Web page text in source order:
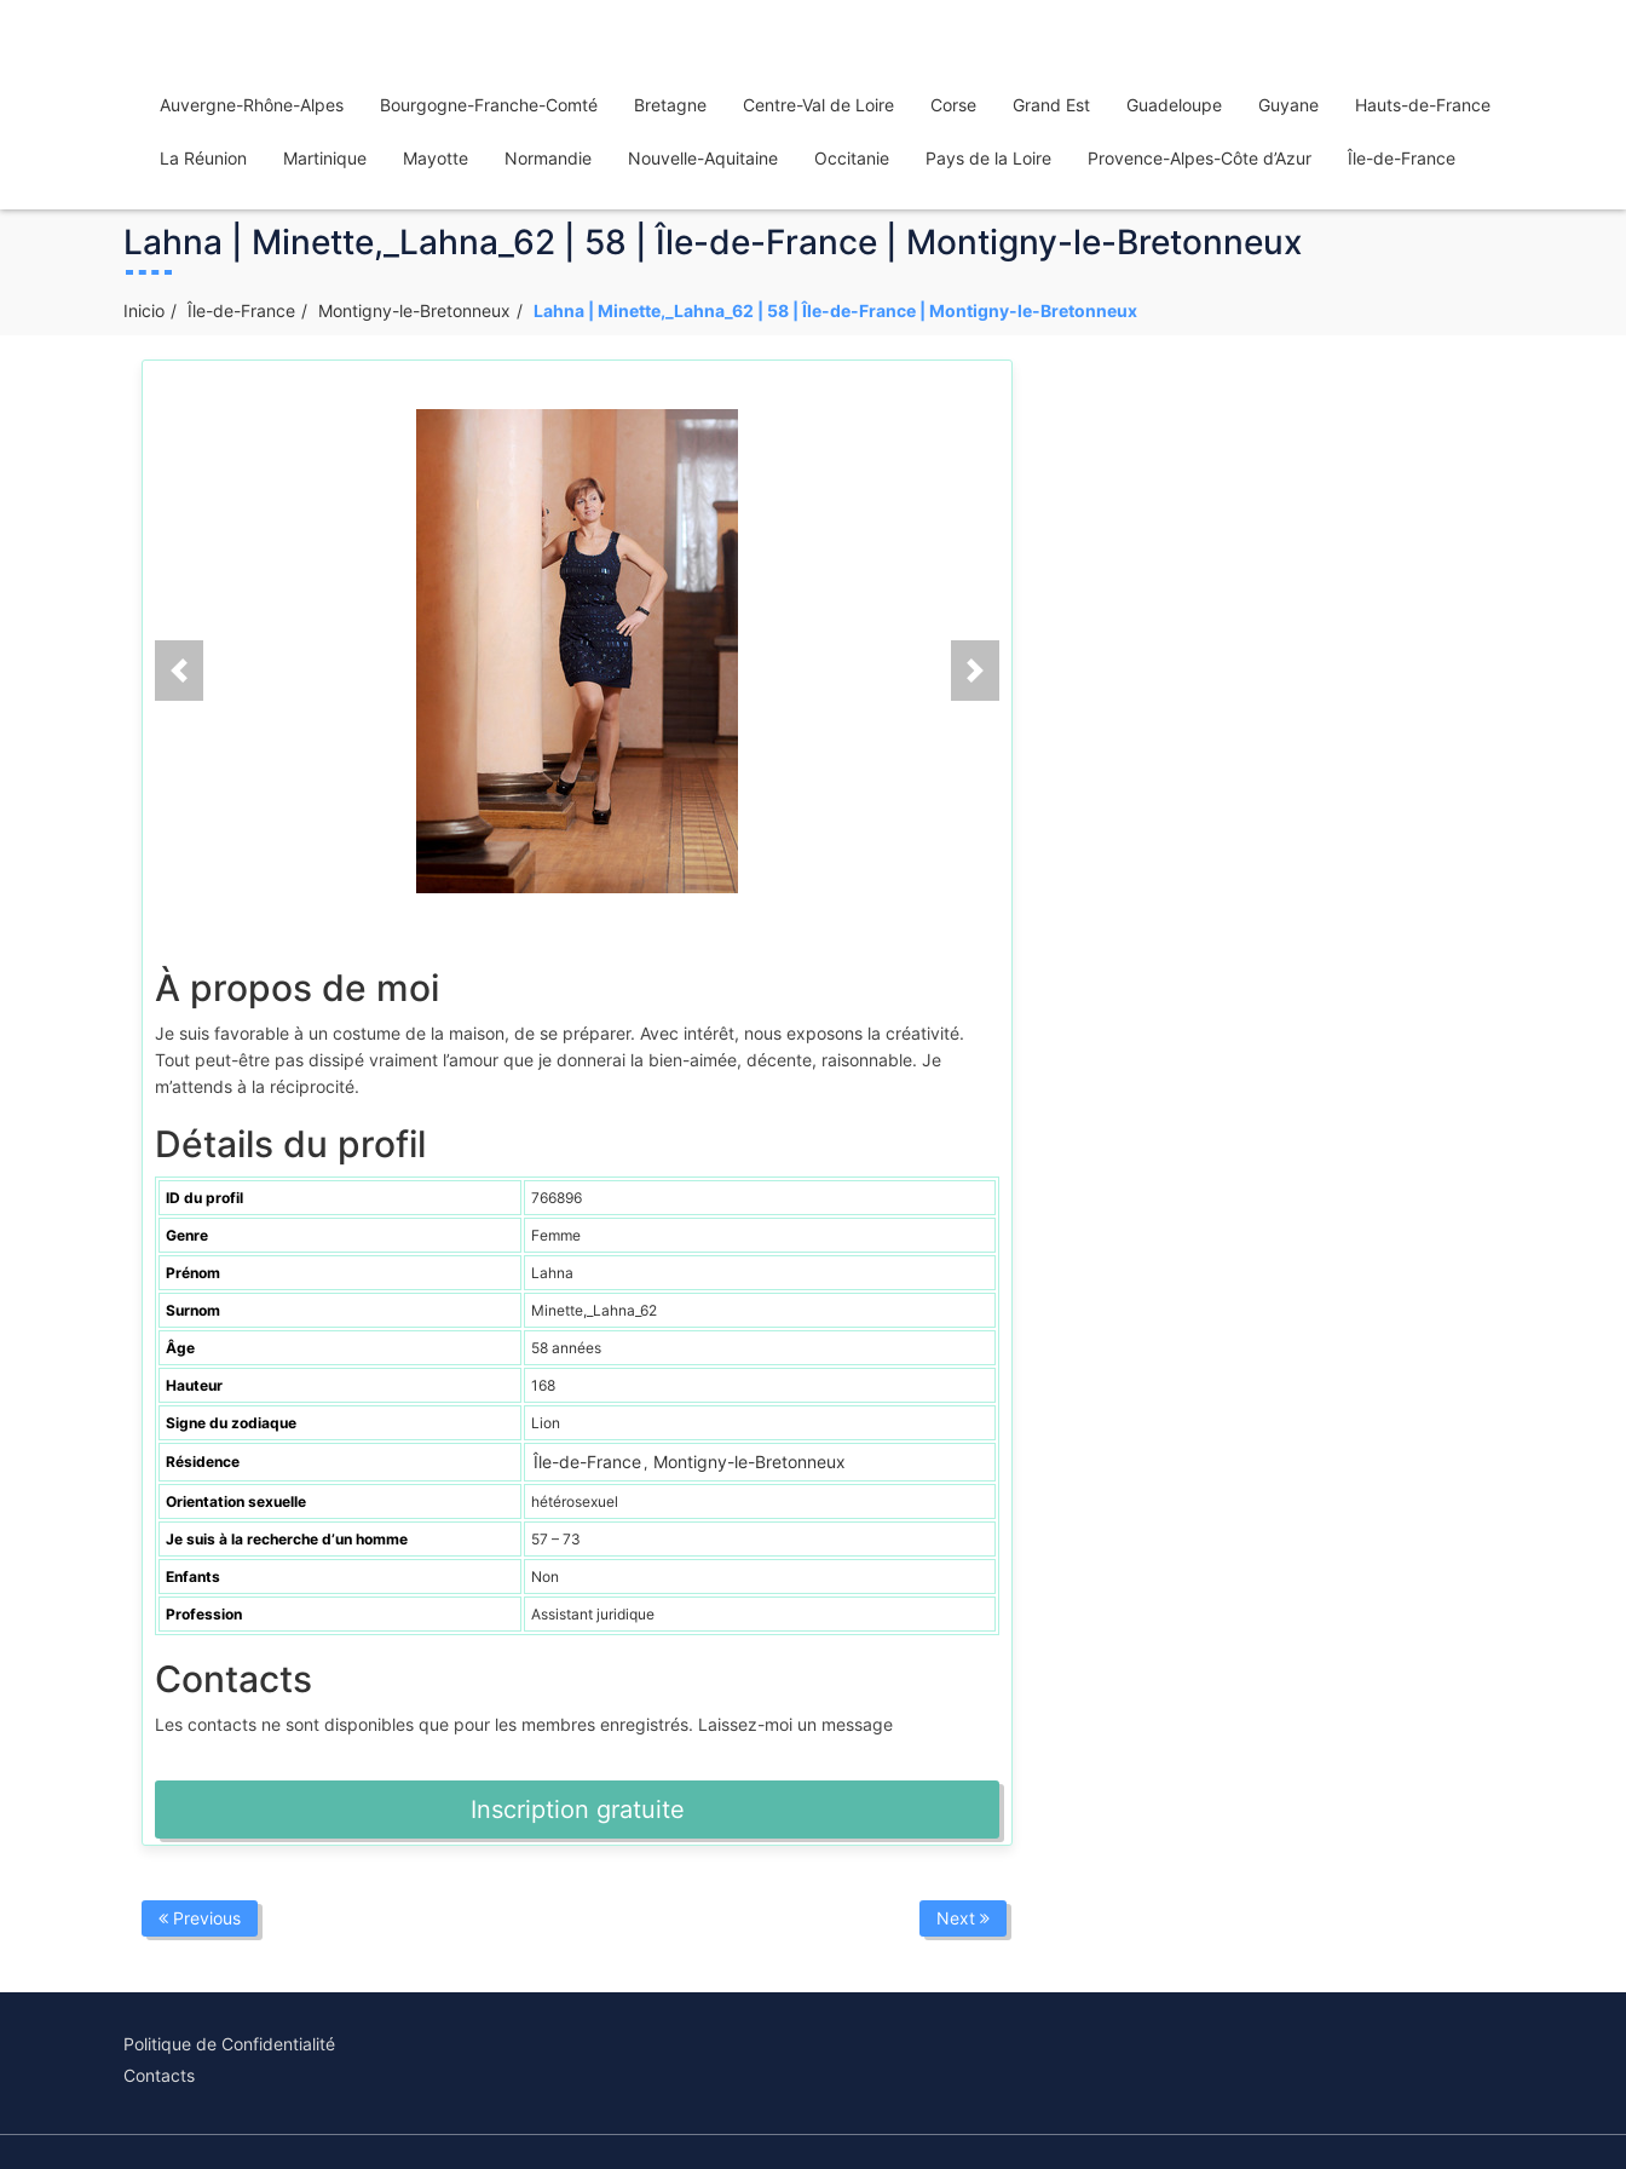
Auvergne-Rhône-Alpes Bourgogne-Franche-Comté Bretagne Centre-Val de Loire Corse Grand Est Guadeloupe Guyane Hauts-de-France
La Réunion Martinique Mayotte Normandie Nouvelle-Aquitaine Occitanie Pays de la Loire Provence-Alpes-Côte d’Azur Île-de-France
Lahna | Minette,_Lahna_62 | 58 | Île-de-France | Montigny-le-Bretonneux
Inicio Île-de-France Montigny-le-Bretonneux Lahna | Minette,_Lahna_62 | 58 | Île-de-France | Montigny-le-Bretonneux
À propos de moi
Je suis favorable à un costume de la maison, de se préparer. Avec intérêt, nous exposons la créativité.
Tout peut-être pas dissipé vraiment l’amour que je donnerai la bien-aimée, décente, raisonnable. Je
m’attends à la réciprocité.
Détails du profil
ID du profil 766896
Genre Femme
Prénom Lahna
Surnom Minette,_Lahna_62
Âge 58 années
Hauteur 168
Signe du zodiaque Lion
Résidence Île-de-France , Montigny-le-Bretonneux
Orientation sexuelle hétérosexuel
Je suis à la recherche d’un homme 57 – 73
Enfants Non
Profession Assistant juridique
Contacts
Les contacts ne sont disponibles que pour les membres enregistrés. Laissez-moi un message
Inscription gratuite
Previous Next
Politique de Confidentialité
Contacts